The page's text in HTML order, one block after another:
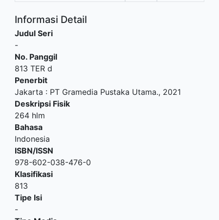
Informasi Detail
Judul Seri
-
No. Panggil
813 TER d
Penerbit
Jakarta : PT Gramedia Pustaka Utama., 2021
Deskripsi Fisik
264 hlm
Bahasa
Indonesia
ISBN/ISSN
978-602-038-476-0
Klasifikasi
813
Tipe Isi
-